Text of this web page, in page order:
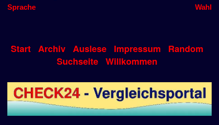
Sprache
Wahl
Start Archiv Auslese Impressum
Random
Suchseite Willkommen